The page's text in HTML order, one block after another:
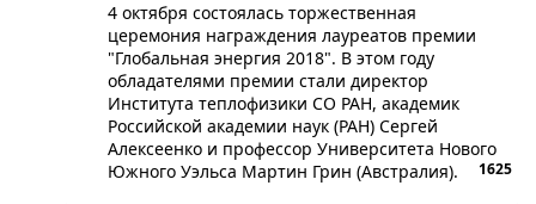
4 октября состоялась торжественная
церемония награждения лауреатов премии
"Глобальная энергия 2018". В этом году
обладателями премии стали директор
Института теплофизики СО РАН, академик
Российской академии наук (РАН) Сергей
Алексеенко и профессор Университета Нового
Южного Уэльса Мартин Грин (Австралия).
1625